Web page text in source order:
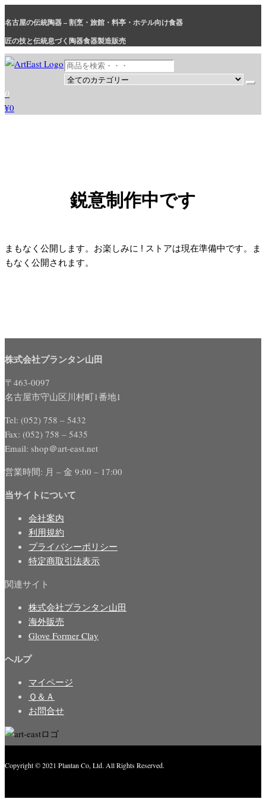
ン
テ
ン
ツ
ス
キ
名古屋の伝統陶器 – 割烹・旅館・料亭・ホテル向け食器
匠の技と伝統息づく陶器食器製造販売
和食器・洋食器通販｜割烹・旅館・料亭・ホテル等業務用卸販売
業務用から個人用まで、おしゃれでかわいい和食器・洋食器はま
とめ買いがお得です。
0
¥0
鋭意制作中です
まもなく公開します。お楽しみに ! ストアは現在準備中です。ま
もなく公開されます。
株式会社プランタン山田
〒463-0097
名古屋市守山区川村町1番地1
Tel: (052) 758 – 5432
Fax: (052) 758 – 5435
Email: shop＠art-east.net
営業時間: 月 – 金 9:00 – 17:00
当サイトについて
会社案内
利用規約
プライバシーポリシー
特定商取引法表示
関連サイト
株式会社プランタン山田
海外販売
Glove Former Clay
ヘルプ
マイページ
Ｑ＆Ａ
お問合せ
Copyright © 2021 Plantan Co, Ltd. All Rights Reserved.